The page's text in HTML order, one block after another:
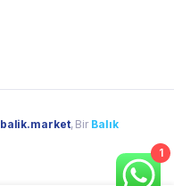
balik.market, Bir Balık
1